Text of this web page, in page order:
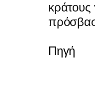
κράτους
Πηγή